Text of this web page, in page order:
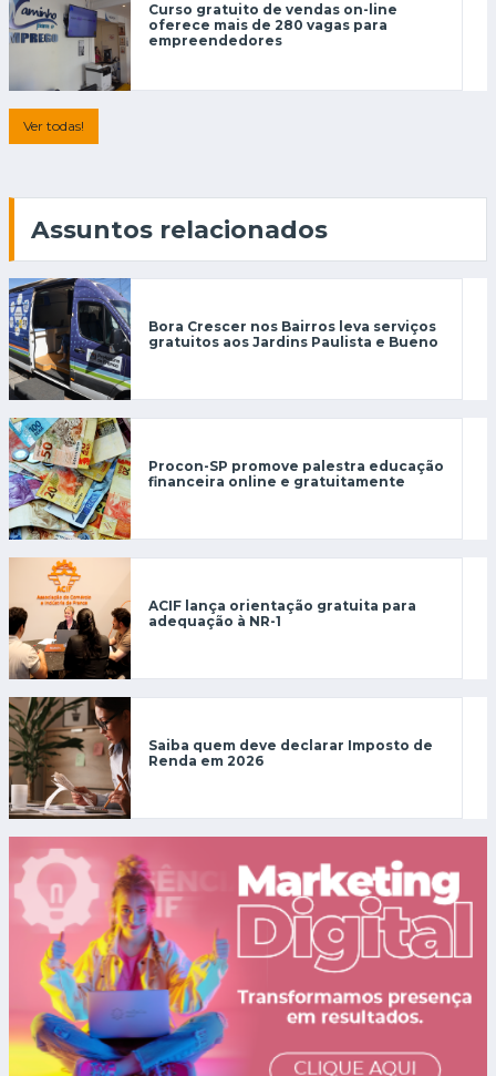
Curso gratuito de vendas on-line
oferece mais de 280 vagas para
empreendedores
Ver todas!
Assuntos relacionados
Bora Crescer nos Bairros leva serviços
gratuitos aos Jardins Paulista e Bueno
Procon-SP promove palestra educação
financeira online e gratuitamente
ACIF lança orientação gratuita para
adequação à NR-1
Saiba quem deve declarar Imposto de
Renda em 2026